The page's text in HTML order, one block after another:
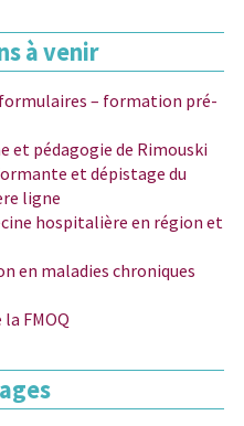
à venir
formulaires – formation pré-
et pédagogie de Rimouski
et dépistage du
ligne
hospitalière en région et
en maladies chroniques
la FMOQ